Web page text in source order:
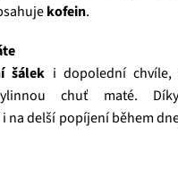
kofein.
šálek i dopolední chvíle,
chuť maté.
na delší popíjení během